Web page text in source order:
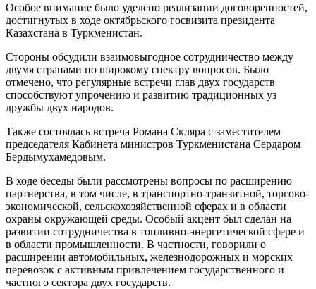
Особое внимание было уделено реализации договоренностей,
достигнутых в ходе октябрьского госвизита президента
Казахстана в Туркменистан.
Стороны обсудили взаимовыгодное сотрудничество между
двумя странами по широкому спектру вопросов. Было
отмечено, что регулярные встречи глав двух государств
способствуют упрочению и развитию традиционных уз
дружбы двух народов.
Также состоялась встреча Романа Скляра с заместителем
председателя Кабинета министров Туркменистана Сердаром
Бердымухамедовым.
В ходе беседы были рассмотрены вопросы по расширению
партнерства, в том числе, в транспортно-транзитной, торгово-
экономической, сельскохозяйственной сферах и в области
охраны окружающей среды. Особый акцент был сделан на
развитии сотрудничества в топливно-энергетической сфере и
в области промышленности. В частности, говорили о
расширении автомобильных, железнодорожных и морских
перевозок с активным привлечением государственного и
частного сектора двух государств.